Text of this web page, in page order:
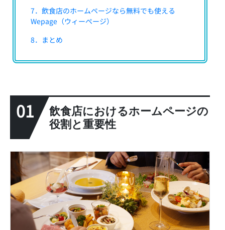
7．飲食店のホームページなら無料でも使える
Wepage（ウィーページ）
8．まとめ
01
飲食店におけるホームページの
役割と重要性